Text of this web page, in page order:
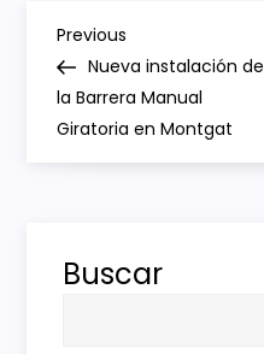
N
a
v
g
Previous
Post
Previous
Nueva instalación de
la Barrera Manual
Giratoria en Montgat
Buscar